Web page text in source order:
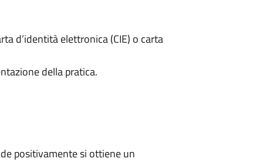
d’identità elettronica (CIE) o carta
della pratica.
positivamente si ottiene un